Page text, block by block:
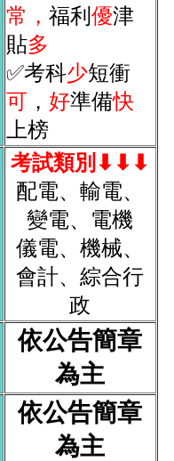
常， 福利 優津
貼多
✅考科少短衝
可 ， 好準備快
上榜
考試類別⬇⬇⬇
配電、輸電、
變電、電機
儀電、機械、
會計、綜合行
政
依公告簡章
為主
依公告簡章
為主